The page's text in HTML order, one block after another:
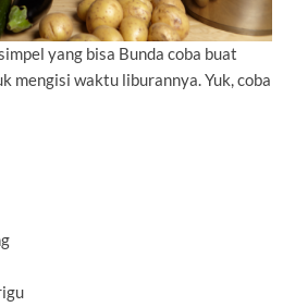
yang bisa Bunda coba buat
mengisi waktu liburannya. Yuk, coba